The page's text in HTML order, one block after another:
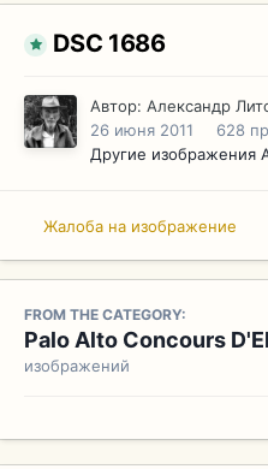
DSC 1686
Автор: Александр
26 июня 2011
628
Другие изображения
Жалоба на изображение
FROM THE CATEGORY:
Palo Alto Concours
изображений